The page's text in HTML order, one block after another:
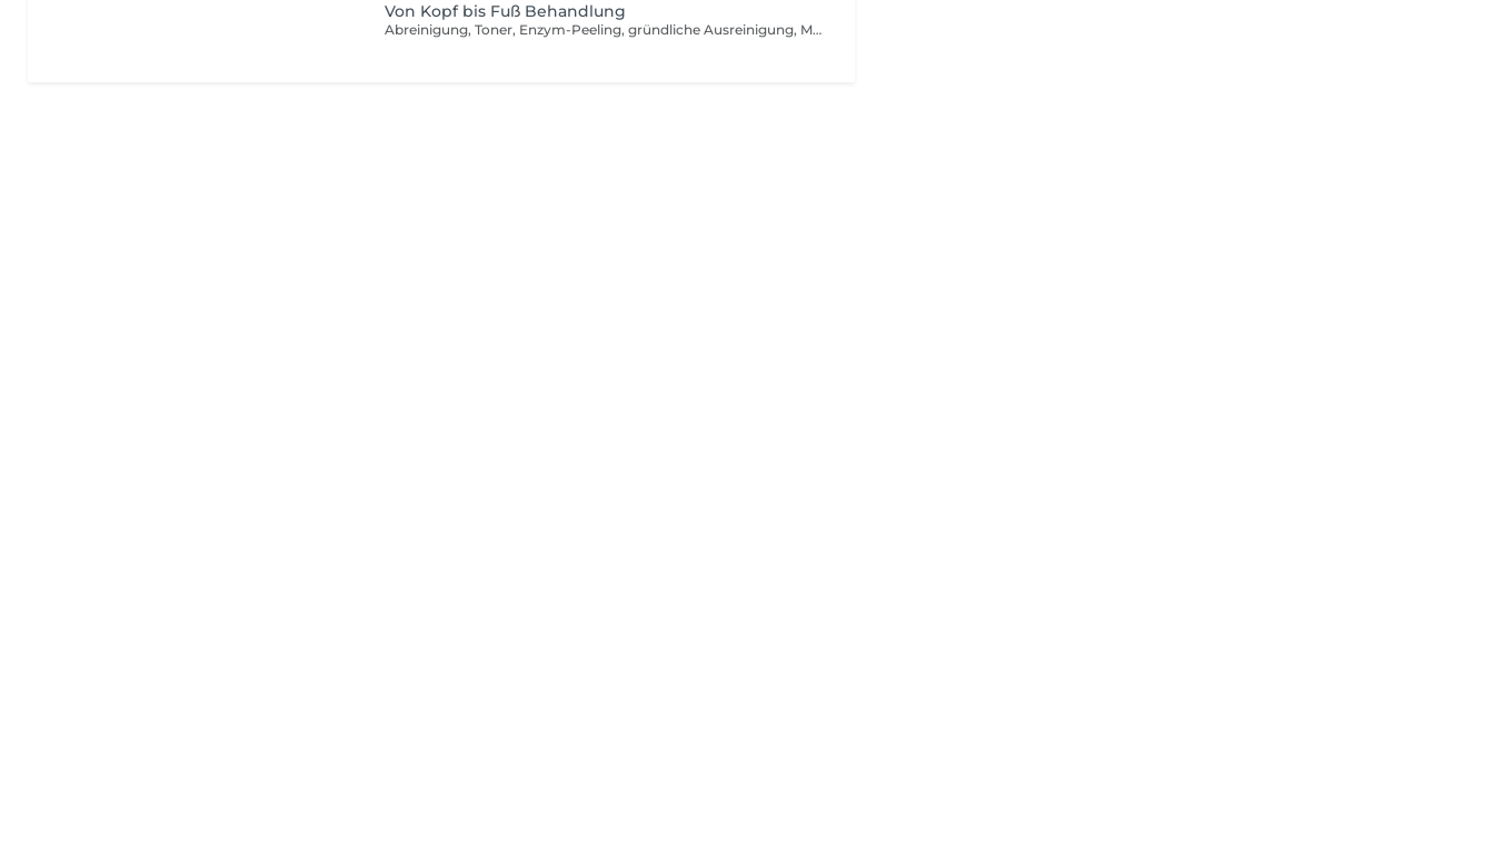
Von Kopf bis Fuß Behandlung
Abreinigung, Toner, Enzym-Peeling, gründliche Ausreinigung, Massage, medizinische Wirkstoffeinschleusen mit Ultraschallgerät, intensive Hautverjüngung mit V-TOX Maske + Infrabehandlung, Fuss- oder Armmassage, Vliesmaske, Abschlusspflege, Sonnenschutzcreme + Harmonische Seele Massage + Silver Pediküre Behandlung